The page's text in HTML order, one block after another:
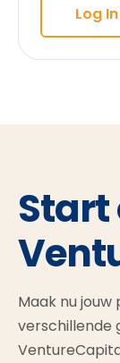
Log
Start
Maak nu
verschillende